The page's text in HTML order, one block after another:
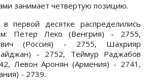
занимает четвертую позицию.
первой десятке распределились
Петер Леко (Венгрия) - 2755,
(Россия) - 2755, Шахрияр
- 2752, Теймур Раджабов
Левон Аронян (Армения) - 2741,
- 2739.